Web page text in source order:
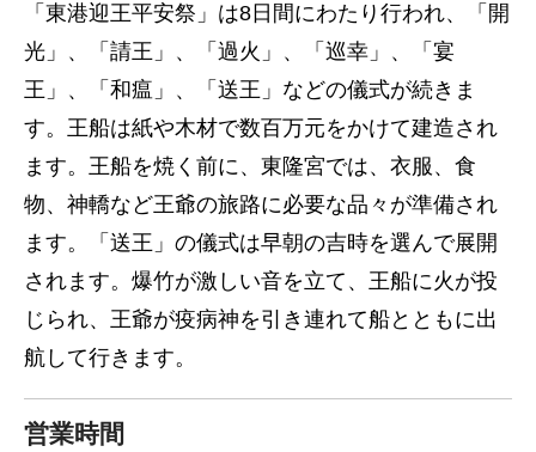
「東港迎王平安祭」は8日間にわたり行われ、「開
光」、「請王」、「過火」、「巡幸」、「宴
王」、「和瘟」、「送王」などの儀式が続きま
す。王船は紙や木材で数百万元をかけて建造され
ます。王船を焼く前に、東隆宮では、衣服、食
物、神轎など王爺の旅路に必要な品々が準備され
ます。「送王」の儀式は早朝の吉時を選んで展開
されます。爆竹が激しい音を立て、王船に火が投
じられ、王爺が疫病神を引き連れて船とともに出
航して行きます。
営業時間